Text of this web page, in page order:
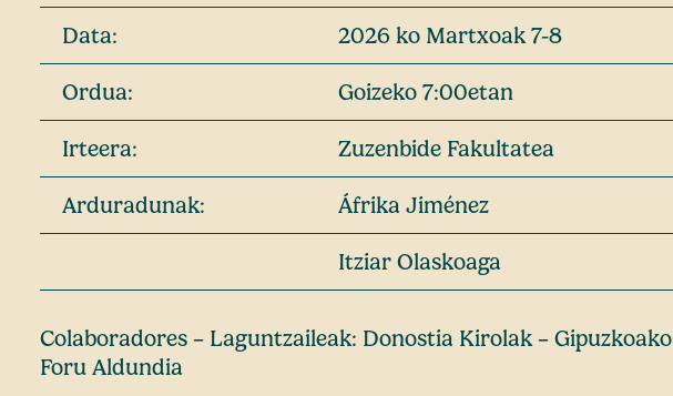
Data: 2026 ko Martxoak 7-8
Ordua: Goizeko 7:00etan
Irteera: Zuzenbide Fakultatea
Arduradunak: Áfrika Jiménez
Itziar Olaskoaga
Colaboradores – Laguntzaileak: Donostia Kirolak – Gipuzkoako
Foru Aldundia